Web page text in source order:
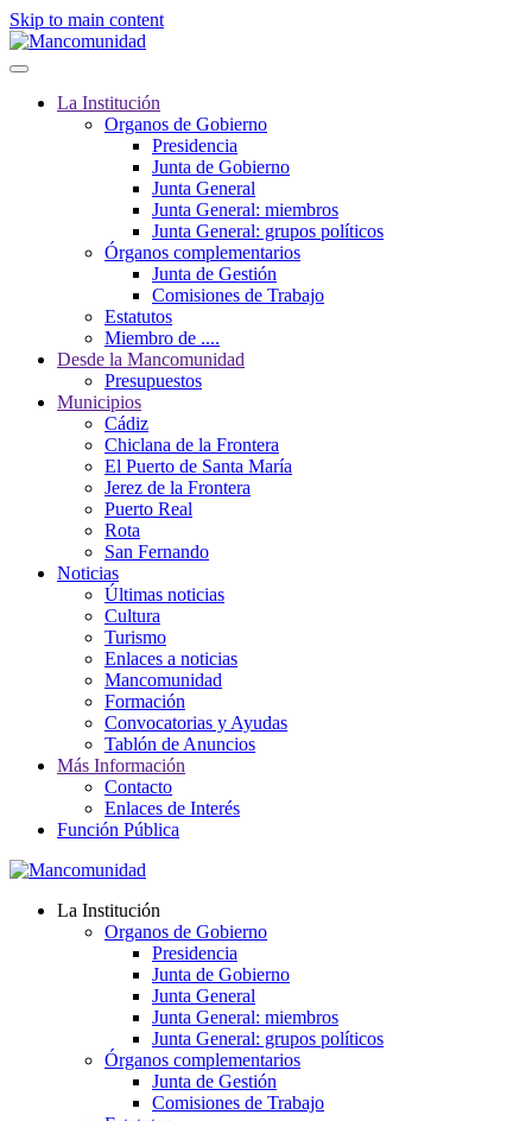
Skip to main content
La Institución
Organos de Gobierno
Presidencia
Junta de Gobierno
Junta General
Junta General: miembros
Junta General: grupos políticos
Órganos complementarios
Junta de Gestión
Comisiones de Trabajo
Estatutos
Miembro de ....
Desde la Mancomunidad
Presupuestos
Municipios
Cádiz
Chiclana de la Frontera
El Puerto de Santa María
Jerez de la Frontera
Puerto Real
Rota
San Fernando
Noticias
Últimas noticias
Cultura
Turismo
Enlaces a noticias
Mancomunidad
Formación
Convocatorias y Ayudas
Tablón de Anuncios
Más Información
Contacto
Enlaces de Interés
Función Pública
La Institución
Organos de Gobierno
Presidencia
Junta de Gobierno
Junta General
Junta General: miembros
Junta General: grupos políticos
Órganos complementarios
Junta de Gestión
Comisiones de Trabajo